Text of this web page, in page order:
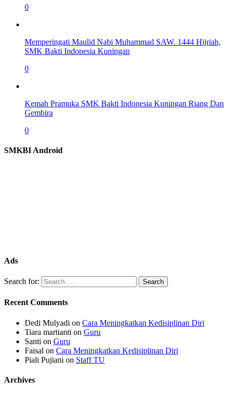
0
Memperingati Maulid Nabi Muhammad SAW. 1444 Hijriah,
SMK Bakti Indonesia Kuningan
0
Kemah Pramuka SMK Bakti Indonesia Kuningan Riang Dan
Gembira
0
SMKBI Android
Ads
Search for:
Recent Comments
Dedi Mulyadi on Cara Meningkatkan Kedisiplinan Diri
Tiara martianti on Guru
Santi on Guru
Faisal on Cara Meningkatkan Kedisiplinan Diri
Piali Pujiani on Staff TU
Archives